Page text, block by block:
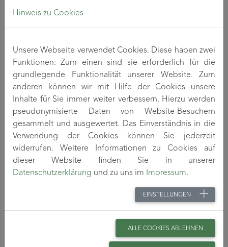
Messfrequenz
Wählbar, Bis zu 20 Messungen pro
Genauigkeit Verlustfaktor ± 0,0005
Qualitätsfaktor ± 0,05 %
Kapazität, Induktivität,
± 0,05 %
Hinweis zu Cookies
Unsere Webseite verwendet Cookies. Diese haben zwei
Funktionen: Zum einen sind sie erforderlich für die
grundlegende Funktionalität unserer Website. Zum
anderen können wir mit Hilfe der Cookies unsere
Inhalte für Sie immer weiter verbessern. Hierzu werden
pseudonymisierte Daten von Website-Besuchern
gesammelt und ausgewertet. Das Einverständnis in die
Verwendung der Cookies können Sie jederzeit
widerrufen. Weitere Informationen zu Cookies auf
dieser Website finden Sie in unserer
Datenschutzerklärung und zu uns im Impressum.
EINSTELLUNGEN
ALLE COOKIES ABLEHNEN